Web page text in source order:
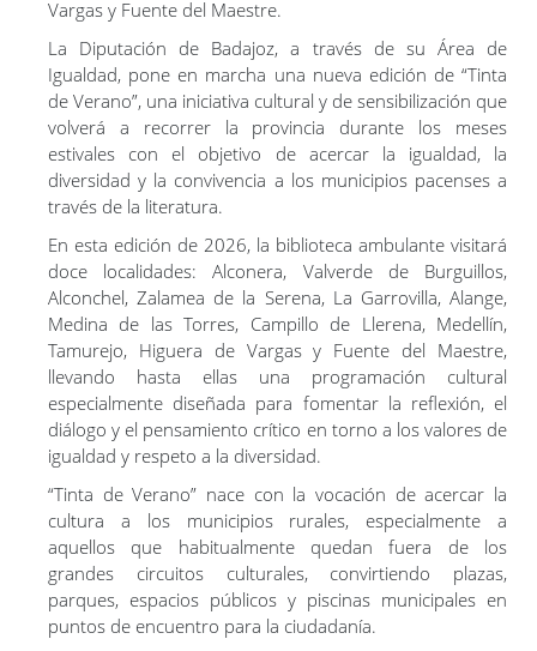
Cuidar-T
ATENPRO
Vargas y Fuente del Maestre.
La Diputación de Badajoz, a través de su Área de
Igualdad, pone en marcha una nueva edición de “Tinta
de Verano”, una iniciativa cultural y de sensibilización que
volverá a recorrer la provincia durante los meses
estivales con el objetivo de acercar la igualdad, la
diversidad y la convivencia a los municipios pacenses a
través de la literatura.
En esta edición de 2026, la biblioteca ambulante visitará
doce localidades: Alconera, Valverde de Burguillos,
Alconchel, Zalamea de la Serena, La Garrovilla, Alange,
Medina de las Torres, Campillo de Llerena, Medellín,
Tamurejo, Higuera de Vargas y Fuente del Maestre,
llevando hasta ellas una programación cultural
especialmente diseñada para fomentar la reflexión, el
diálogo y el pensamiento crítico en torno a los valores de
igualdad y respeto a la diversidad.
“Tinta de Verano” nace con la vocación de acercar la
cultura a los municipios rurales, especialmente a
aquellos que habitualmente quedan fuera de los
grandes circuitos culturales, convirtiendo plazas,
parques, espacios públicos y piscinas municipales en
puntos de encuentro para la ciudadanía.